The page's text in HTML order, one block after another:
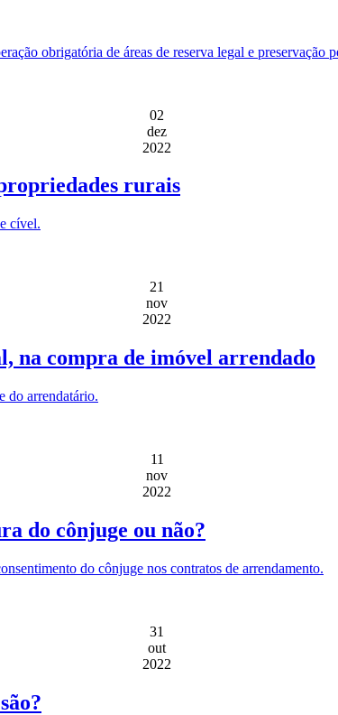
obrigatória de áreas de reserva legal e preservação
02
dez
2022
rurais
cível.
21
nov
2022
na compra de imóvel arrendado
do arrendatário.
11
nov
2022
do cônjuge ou não?
do cônjuge nos contratos de arrendamento.
31
out
2022